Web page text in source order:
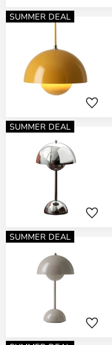
SUMMER DEAL
SUMMER DEAL
SUMMER DEAL